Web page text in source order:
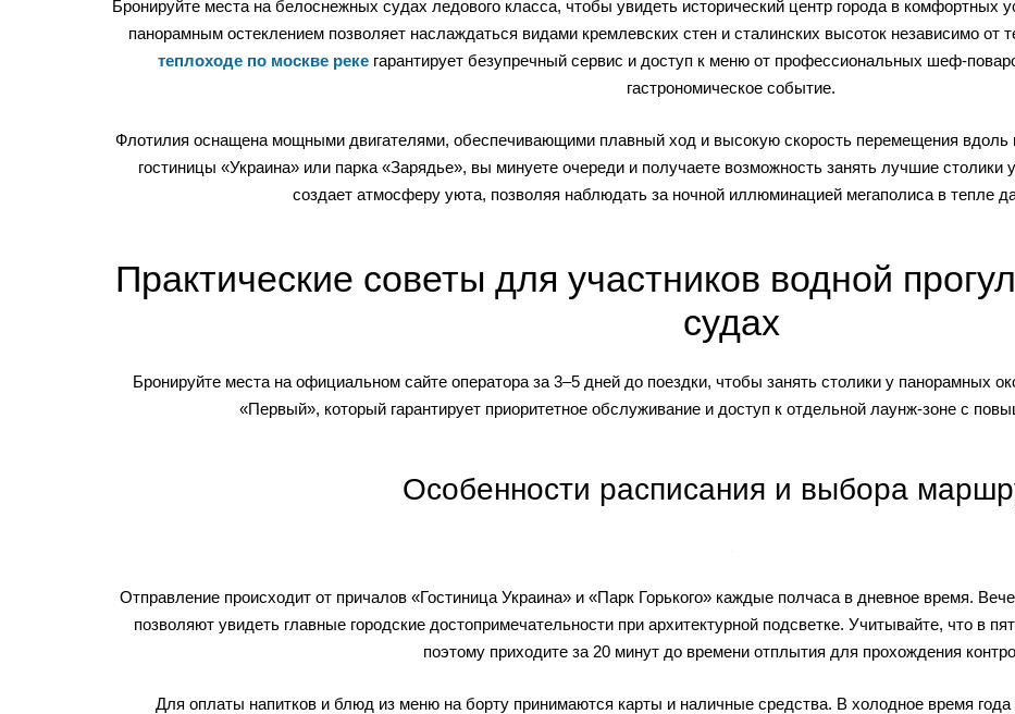
Бронируйте места на белоснежных судах ледового класса, чтобы увидеть исторический центр города в комфортных
панорамным остеклением позволяет наслаждаться видами кремлевских стен и сталинских высоток независимо от
теплоходе по москве рекегарантирует безупречный сервис и доступ к меню от профессиональных шеф-
гастрономическое событие.
Флотилия оснащена мощными двигателями, обеспечивающими плавный ход и высокую скорость перемещения вдоль
гостиницы «Украина» или парка «Зарядье», вы минуете очереди и получаете возможность занять лучшие столики
создает атмосферу уюта, позволяя наблюдать за ночной иллюминацией мегаполиса в тепле
Практические советы для участников водной
судах
Бронируйте места на официальном сайте оператора за 3–5 дней до поездки, чтобы занять столики у панорамных
«Первый», который гарантирует приоритетное обслуживание и доступ к отдельной лаунж-зоне с
Особенности расписания и выбора
Отправление происходит от причалов «Гостиница Украина» и «Парк Горького» каждые полчаса в дневное время.
позволяют увидеть главные городские достопримечательности при архитектурной подсветке. Учитывайте, что в
поэтому приходите за 20 минут до времени отплытия для прохождения
Для оплаты напитков и блюд из меню на борту принимаются карты и наличные средства. В холодное время